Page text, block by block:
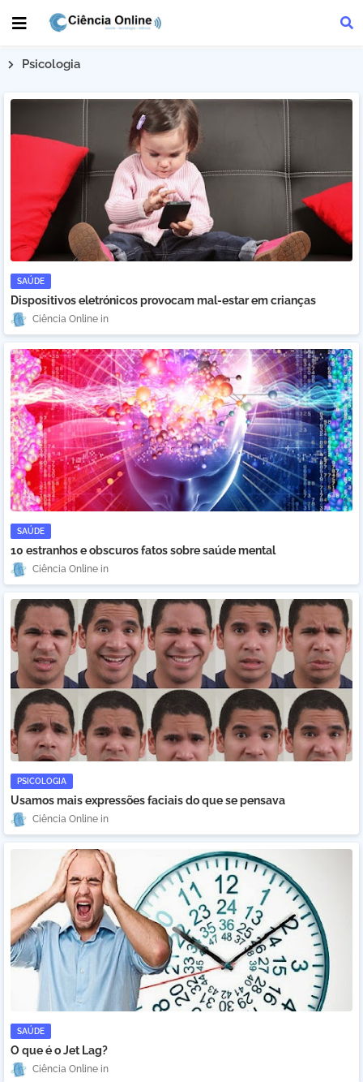
Psicologia
SAÚDE
Dispositivos eletrónicos provocam mal-estar em crianças
Ciência Online
SAÚDE
10 estranhos e obscuros fatos sobre saúde mental
Ciência Online
PSICOLOGIA
Usamos mais expressões faciais do que se pensava
Ciência Online
SAÚDE
O que é o Jet Lag?
Ciência Online